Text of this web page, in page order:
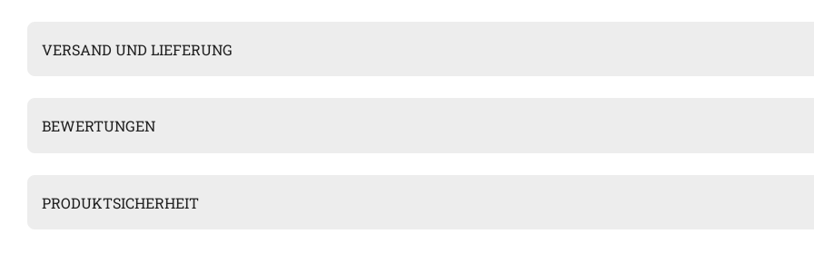
VERSAND UND LIEFERUNG
BEWERTUNGEN
PRODUKTSICHERHEIT